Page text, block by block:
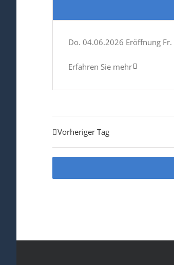
Do. 04.06.2026 Eröffnung
Erfahren Sie mehr
Vorheriger Tag